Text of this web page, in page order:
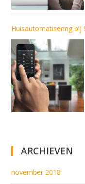
ARCHIEVEN
november 2018